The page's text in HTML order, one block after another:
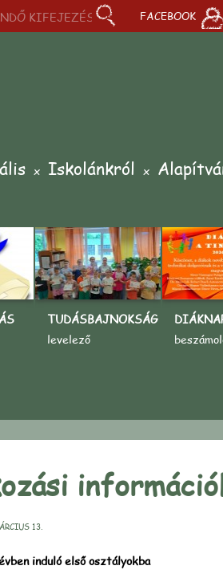
FACEBOOK
Iskolánkról
TUDÁSBAJNOKSÁG
levelező
13.
induló első osztályokba